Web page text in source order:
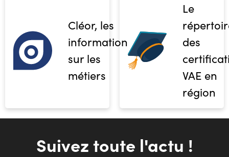
Cléor, les
informations
sur les
métiers
Le
des
VAE en
région
Suivez toute l'actu !